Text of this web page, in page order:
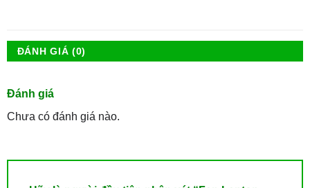
ĐÁNH GIÁ (0)
Đánh giá
Chưa có đánh giá nào.